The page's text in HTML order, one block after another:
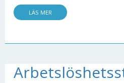
LÄS MER